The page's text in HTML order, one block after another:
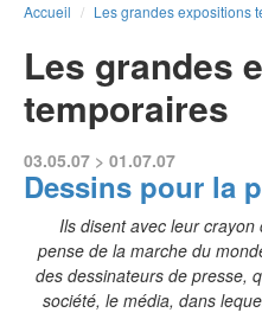
Accueil / Les grandes expositions
Les grandes
temporaires
03.05.07 > 01.07.07
Dessins pour la
Ils disent avec leur crayon
pense de la marche du
des dessinateurs de presse,
société, le média, dans